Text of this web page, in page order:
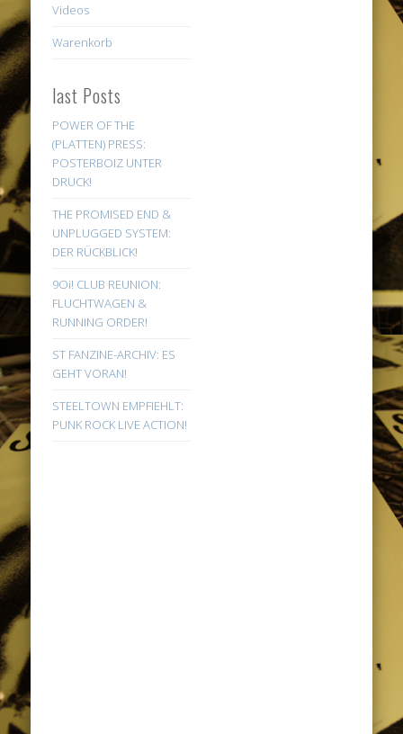
Videos
Warenkorb
last Posts
POWER OF THE
(PLATTEN) PRESS:
POSTERBOIZ UNTER
DRUCK!
THE PROMISED END &
UNPLUGGED SYSTEM:
DER RÜCKBLICK!
9Oi! CLUB REUNION:
FLUCHTWAGEN &
RUNNING ORDER!
ST FANZINE-ARCHIV: ES
GEHT VORAN!
STEELTOWN EMPFIEHLT:
PUNK ROCK LIVE ACTION!